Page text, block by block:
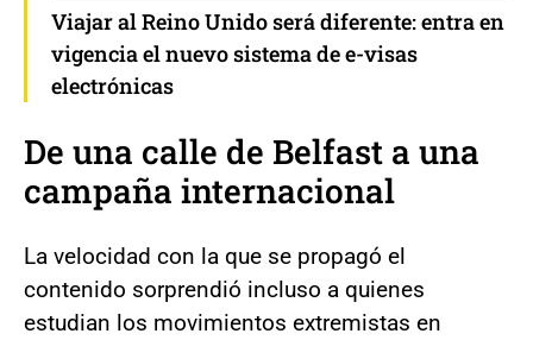
Viajar al Reino Unido será diferente: entra en
vigencia el nuevo sistema de e-visas
electrónicas
De una calle de Belfast a una
campaña internacional
La velocidad con la que se propagó el
contenido sorprendió incluso a quienes
estudian los movimientos extremistas en